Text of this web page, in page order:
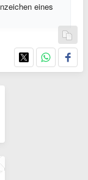
eines